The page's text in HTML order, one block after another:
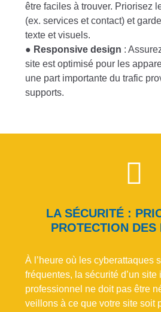
être faciles à trouver. Priorisez
(ex. services et contact) et
texte et visuels.
● Responsive design :
site est optimisé pour les
une part importante du trafic
supports.
LA SÉCURITÉ :
PROTECTION DES
À l’heure où les cyberattaques
fréquentes, la sécurité d’un site
professionnel ne doit pas être
veillons à ce que votre site soit